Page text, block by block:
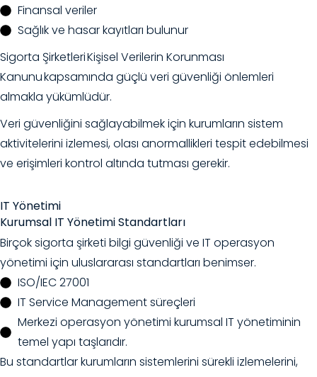
Finansal veriler
Sağlık ve hasar kayıtları bulunur
Sigorta Şirketleri Kişisel Verilerin Korunması
Kanunu kapsamında güçlü veri güvenliği önlemleri
almakla yükümlüdür.
Veri güvenliğini sağlayabilmek için kurumların sistem
aktivitelerini izlemesi, olası anormallikleri tespit edebilmesi
ve erişimleri kontrol altında tutması gerekir.
IT Yönetimi
Kurumsal IT Yönetimi Standartları
Birçok sigorta şirketi bilgi güvenliği ve IT operasyon
yönetimi için uluslararası standartları benimser.
ISO/IEC 27001
IT Service Management süreçleri
Merkezi operasyon yönetimi kurumsal IT yönetiminin
temel yapı taşlarıdır.
Bu standartlar kurumların sistemlerini sürekli izlemelerini,